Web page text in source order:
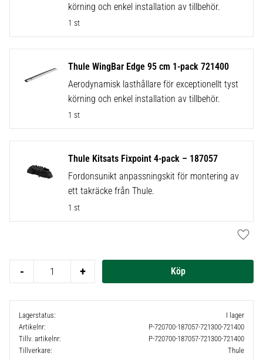
körning och enkel installation av tillbehör.
1 st
Thule WingBar Edge 95 cm 1-pack 721400
Aerodynamisk lasthållare för exceptionellt tyst
körning och enkel installation av tillbehör.
1 st
Thule Kitsats Fixpoint 4-pack – 187057
Fordonsunikt anpassningskit för montering av
ett takräcke från Thule.
1 st
+
-
Lagerstatus
I lager
Artikelnr
P-720700-187057-721300-721400
Tillv. artikelnr
P-720700-187057-721300-721400
Tillverkare
Thule